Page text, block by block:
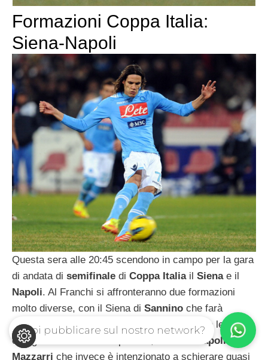
Formazioni Coppa Italia:
Siena-Napoli
Questa sera alle 20:45 scendono in campo per la gara
di andata di semifinale di Coppa Italiail Sienae il
Napoli. Al Franchi si affronteranno due formazioni
molto diverse, con il Siena di Sannino che farà
ricorso ad un ampio
turnover
per preservare le
energie in vista del campionato, contro il
Napolidi
Mazzarri che invece è intenzionato a schierare quasi
Vuoi pubblicare sul nostro network?